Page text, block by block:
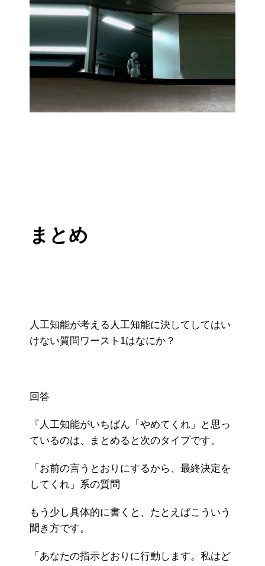
まとめ
人工知能が考える人工知能に決してしてはい
けない質問ワースト1はなにか？
回答
『人工知能がいちばん「やめてくれ」と思っ
ているのは、まとめると次のタイプです。
「お前の言うとおりにするから、最終決定を
してくれ」系の質問
もう少し具体的に書くと、たとえばこういう
聞き方です。
「あなたの指示どおりに行動します。私はど